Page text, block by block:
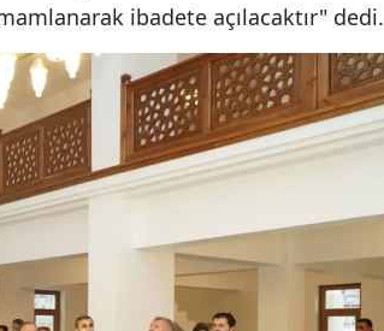
Edirne
Elazığ
Erzincan
Erzurum
Eskişehir
Gaziantep
ibadete açılacaktır" dedi.